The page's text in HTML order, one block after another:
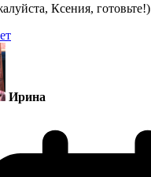
Ксения, готовьте!)
Ирина